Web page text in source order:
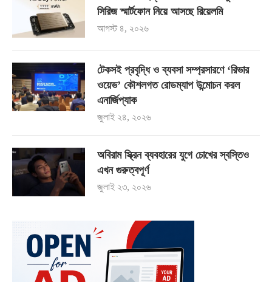
সিরিজ স্মার্টফোন নিয়ে আসছে রিয়েলমি
আগস্ট ৪, ২০২৬
টেকসই প্রবৃদ্ধি ও ব্যবসা সম্প্রসারণে ‘রিভার
ওয়েভ’ কৌশলগত রোডম্যাপ উন্মোচন করল
এনার্জিপ্যাক
জুলাই ২৪, ২০২৬
অবিরাম স্ক্রিন ব্যবহারের যুগে চোখের স্বস্তিও
এখন গুরুত্বপূর্ণ
জুলাই ২৩, ২০২৬